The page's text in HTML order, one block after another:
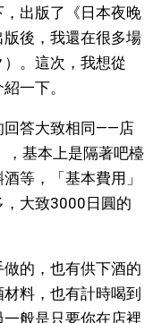
出版了《日本夜晚
後，我還在很多場
。這次，我想從
一下。
回答大致相同——店
，基本上是隔著吧檯
等，「基本費用」
，大致3000日圓的
的，也有供下酒的
料，也有計時喝到
般是只要你在店裡